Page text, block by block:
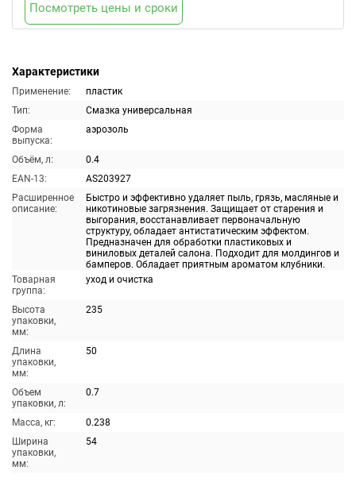
Характеристики
Применение:
пластик
Тип:
Смазка универсальная
Форма
выпуска:
аэрозоль
Объём, л:
0.4
EAN-13:
AS203927
Расширенное
описание:
Быстро и эффективно удаляет пыль, грязь, масляные и
никотиновые загрязнения. Защищает от старения и
выгорания, восстанавливает первоначальную
структуру, обладает антистатическим эффектом.
Предназначен для обработки пластиковых и
виниловых деталей салона. Подходит для молдингов и
бамперов. Обладает приятным ароматом клубники.
Товарная
группа:
уход и очистка
Высота
упаковки,
мм:
235
Длина
упаковки,
мм:
50
Объем
упаковки, л:
0.7
Масса, кг:
0.238
Ширина
упаковки,
мм:
54
Посмотреть цены и сроки